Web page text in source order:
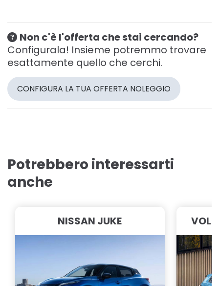
Non c'è l'offerta che stai cercando?
Configurala! Insieme potremmo trovare
esattamente quello che cerchi.
CONFIGURA LA TUA OFFERTA NOLEGGIO
Potrebbero interessarti
anche
NISSAN JUKE